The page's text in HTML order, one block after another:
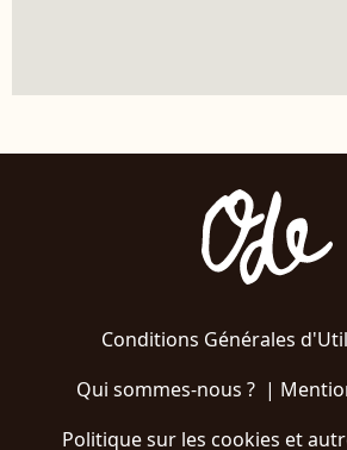
Conditions Générales
Qui sommes-nous ?|
Politique sur les cookies et